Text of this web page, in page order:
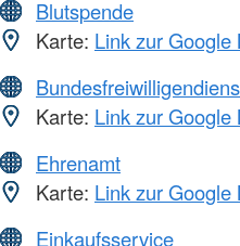
Blutspende
Karte: Link zur Google
Karte: Link zur Google
Ehrenamt
Karte: Link zur Google
Einkaufsservice